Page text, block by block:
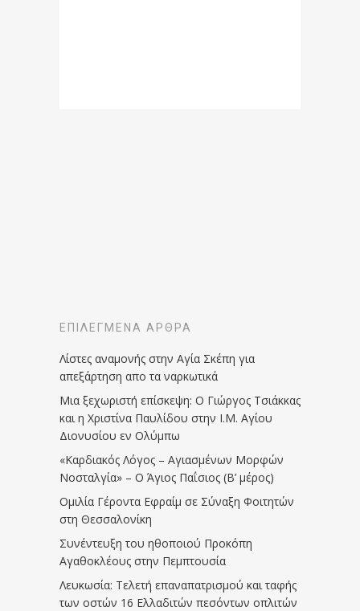
ΕΠΙΛΕΓΜΈΝΑ ΆΡΘΡΑ
Λίστες αναμονής στην Αγία Σκέπη για
απεξάρτηση απο τα ναρκωτικά
Μια ξεχωριστή επίσκεψη: Ο Γιώργος Τσιάκκας
και η Χριστίνα Παυλίδου στην Ι.Μ. Αγίου
Διονυσίου εν Ολύμπω
«Καρδιακός Λόγος – Αγιασμένων Μορφών
Νοσταλγία» – Ο Άγιος Παΐσιος (Β’ μέρος)
Ομιλία Γέροντα Εφραίμ σε Σύναξη Φοιτητών
στη Θεσσαλονίκη
Συνέντευξη του ηθοποιού Προκόπη
Αγαθοκλέους στην Πεμπτουσία
Λευκωσία: Τελετή επαναπατρισμού και ταφής
των οστών 16 Ελλαδιτών πεσόντων οπλιτών